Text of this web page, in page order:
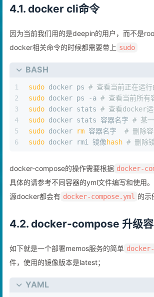
4.1. docker cli命令
因为当前我们用的是deepin的用户，而不是
docker相关命令的时候都需要带上 sudo
BASH
1
2
3
4
5
6
sudo docker ps # 查看当前正在运行
sudo docker ps -a # 查看当前所有
sudo docker stats # 查看docker运
sudo docker stats 容器名字 # 某
sudo docker rm 容器名字 # 删除
sudo docker rmi 镜像hash # 删除
docker-compose的操作需要根据 docker-
具体的请参考不同容器的yml文件编写和使用
源docker都会有 docker-compose.yml 的示
4.2. docker-compose 升级
如下就是一个部署memos服务的简单
件，使用的镜像版本是latest；
YAML